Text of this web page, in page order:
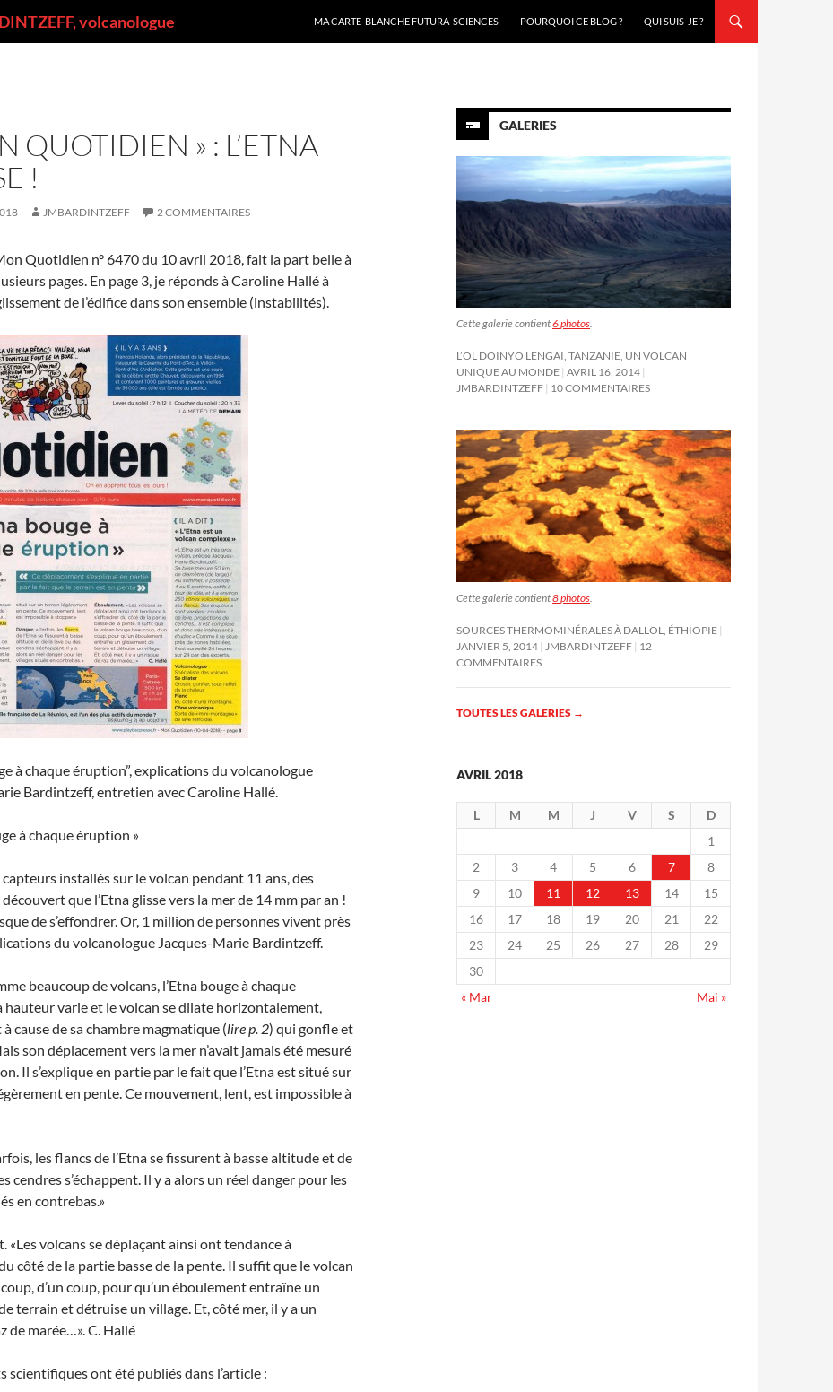
volcanologue
MA CARTE-BLANCHE FUTURA-SCIENCES
POURQUOI CE BLOG ? QUI SUIS-JE ?
QUOTIDIEN » : L’ETNA
!
JMBARDINTZEFF 2 COMMENTAIRES
Quotidien n° 6470 du 10 avril 2018, fait la part belle à
pages. En page 3, je réponds à Caroline Hallé à
de l’édifice dans son ensemble (instabilités).
à chaque éruption”, explications du volcanologue
Bardintzeff, entretien avec Caroline Hallé.
à chaque éruption »
capteurs installés sur le volcan pendant 11 ans, des
que l’Etna glisse vers la mer de 14 mm par an !
de s’effondrer. Or, 1 million de personnes vivent près
du volcanologue Jacques-Marie Bardintzeff.
beaucoup de volcans, l’Etna bouge à chaque
hauteur varie et le volcan se dilate horizontalement,
cause de sa chambre magmatique (lire p. 2) qui gonfle et
son déplacement vers la mer n’avait jamais été mesuré
Il s’explique en partie par le fait que l’Etna est situé sur
en pente. Ce mouvement, lent, est impossible à
les flancs de l’Etna se fissurent à basse altitude et de
cendres s’échappent. Il y a alors un réel danger pour les
en contrebas.»
«Les volcans se déplaçant ainsi ont tendance à
côté de la partie basse de la pente. Il suffit que le volcan
d’un coup, pour qu’un éboulement entraîne un
terrain et détruise un village. Et, côté mer, il y a un
de marée…». C. Hallé
scientifiques ont été publiés dans l’article :
GALERIES
Cette galerie contient6 photos.
L’OL DOINYO LENGAI, TANZANIE, UN VOLCAN
UNIQUE AU MONDE AVRIL 16, 2014
JMBARDINTZEFF 10 COMMENTAIRES
Cette galerie contient8 photos
SOURCES THERMOMINÉRALES À DALLOL, ÉTHIOPIE
JANVIER 5, 2014
JMBARDINTZEFF 12
COMMENTAIRES
TOUTES LES GALERIES →
AVRIL 2018
L M M J V S
D
1
2
3 4 5 6 7
8
9
10 11 12 13 14
15
16
17 18 19 20 21
22
23
24 25 26 27 28
29
30
« Mar
Mai »